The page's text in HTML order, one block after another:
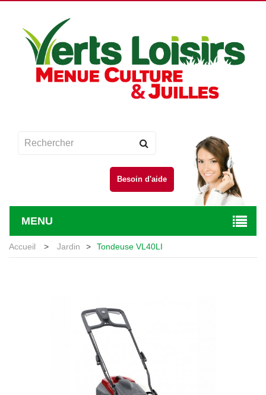
Besoin d'aide
MENU
Accueil > Jardin > Tondeuse VL40LI